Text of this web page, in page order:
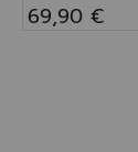
69,90 €